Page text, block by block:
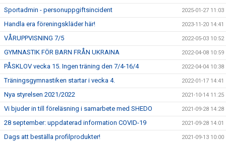
Sportadmin - personuppgiftsincident 2025-01-27 11:03
Handla era föreningskläder här! 2023-11-20 14:41
VÅRUPPVISNING 7/5 2022-05-03 10:52
GYMNASTIK FÖR BARN FRÅN UKRAINA 2022-04-08 10:59
PÅSKLOV vecka 15. Ingen träning den 7/4-16/4 2022-04-04 10:38
Träningsgymnastiken startar i vecka 4. 2022-01-17 14:41
Nya styrelsen 2021/2022 2021-10-14 11:25
Vi bjuder in till föreläsning i samarbete med SHEDO 2021-09-28 14:28
28 september: uppdaterad information COVID-19 2021-09-28 14:01
Dags att beställa profilprodukter! 2021-09-13 10:00